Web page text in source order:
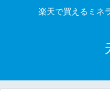
楽天で買えるミネ